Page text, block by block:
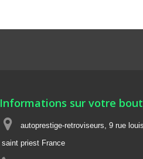
Informations sur votre
autoprestige-retroviseurs, 9 rue
saint priest France